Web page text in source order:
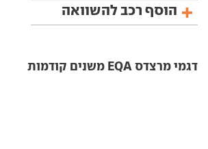
הוסף רכב להשוואה
דגמי מרצדס EQA משנים קודמות